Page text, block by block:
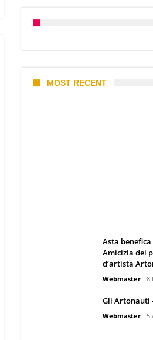
MOST RECENT
Asta
Amicizia dei
d’artista
Webmaster 8
Gli Artonauti
Webmaster 5